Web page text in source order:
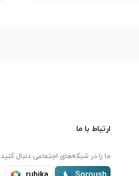
ارتباط با ما
ما را در شبکه‌های اجتماعی دنبال کنید